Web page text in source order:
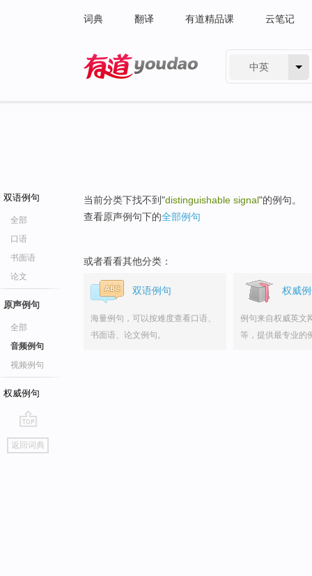
词典 翻译 有道精品课 云笔记
中英
双语例句
全部
口语
书面语
论文
原声例句
全部
音频例句
视频例句
权威例句
go
top
返回词典
当前分类下找不到"distinguishable signal"的例句。
查看原声例句下的全部例句
或者看看其他分类：
双语例句
海量例句，可以按难度查看口语、
书面语、论文例句。
权威
例句来自权威英文
等，提供最专业的